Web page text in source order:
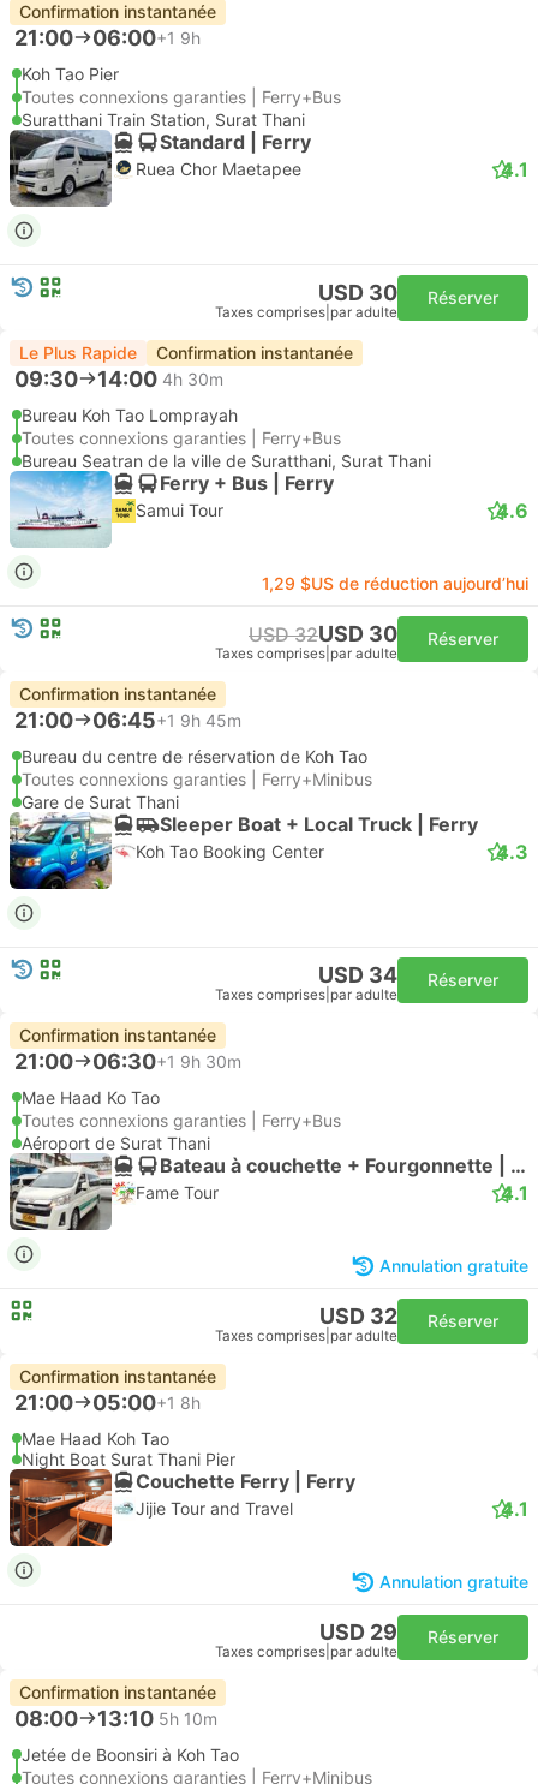
Confirmation instantanée
21:00 06:00+1 9h
Koh Tao Pier
Toutes connexions garanties | Ferry+Bus
Suratthani Train Station, Surat Thani
Standard | Ferry
Ruea Chor Maetapee 4.1
USD 30
Taxes comprises par adulte
Réserver
Le Plus Rapide Confirmation instantanée
09:30 14:00 4h 30m
Bureau Koh Tao Lomprayah
Toutes connexions garanties | Ferry+Bus
Bureau Seatran de la ville de Suratthani, Surat Thani
Ferry + Bus | Ferry
Samui Tour 4.6
1,29 $US de réduction aujourd’hui
USD 32USD 30
Taxes comprises par adulte
Réserver
Confirmation instantanée
21:00 06:45+1 9h 45m
Bureau du centre de réservation de Koh Tao
Toutes connexions garanties | Ferry+Minibus
Gare de Surat Thani
Sleeper Boat + Local Truck | Ferry
Koh Tao Booking Center 4.3
USD 34
Taxes comprises par adulte
Réserver
Confirmation instantanée
21:00 06:30+1 9h 30m
Mae Haad Ko Tao
Toutes connexions garanties | Ferry+Bus
Aéroport de Surat Thani
Bateau à couchette + Fourgonnette | Ferry
Fame Tour 4.1
Annulation gratuite
USD 32
Taxes comprises par adulte
Réserver
Confirmation instantanée
21:00 05:00+1 8h
Mae Haad Koh Tao
Night Boat Surat Thani Pier
Couchette Ferry | Ferry
Jijie Tour and Travel 4.1
Annulation gratuite
USD 29
Taxes comprises par adulte
Réserver
Confirmation instantanée
08:00 13:10 5h 10m
Jetée de Boonsiri à Koh Tao
Toutes connexions garanties | Ferry+Minibus